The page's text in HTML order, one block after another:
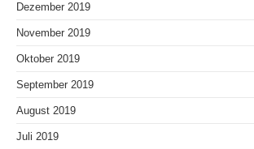
Dezember 2019
November 2019
Oktober 2019
September 2019
August 2019
Juli 2019